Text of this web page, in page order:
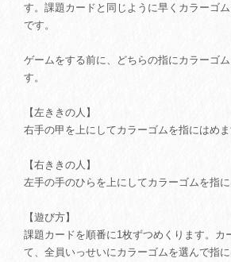
す。課題カードと同じように早くカラーゴ
です。
ゲームをする前に、どちらの指にカラーゴ
す。
【左ききの人】
右手の甲を上にしてカラーゴムを指にはめま
【右ききの人】
左手の手のひらを上にしてカラーゴムを指に
【遊び方】
課題カードを順番に1枚ずつめくります。カ
て、全員いっせいにカラーゴムを選んで指に